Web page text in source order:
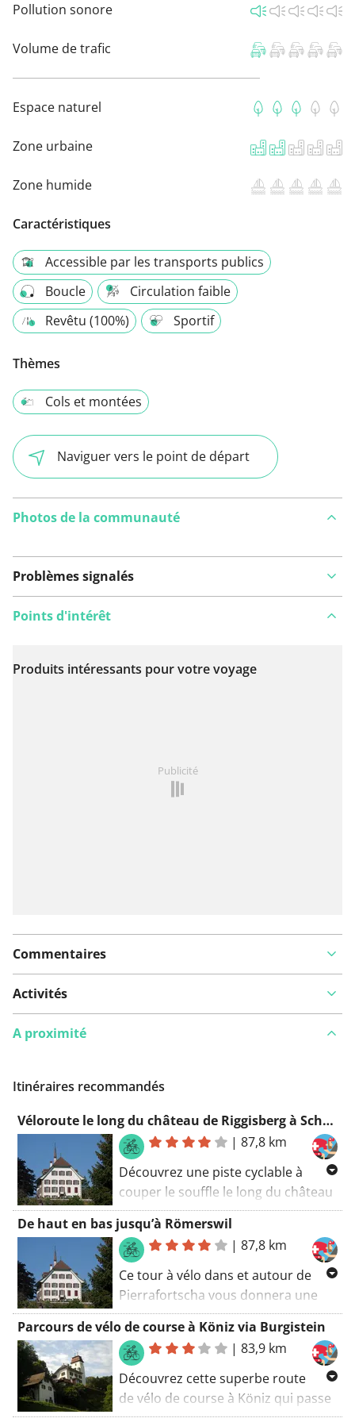
Pollution sonore
Volume de trafic
Espace naturel
Zone urbaine
Zone humide
Caractéristiques
Accessible par les transports publics
Boucle
Circulation faible
Revêtu (100%)
Sportif
Thèmes
Cols et montées
Naviguer vers le point de départ
Photos de la communauté
Problèmes signalés
Voir sur la carte
Points d'intérêt
Produits intéressants pour votre voyage
Publicité
Commentaires
Activités
A proximité
Itinéraires recommandés
Véloroute le long du château de Riggisberg à Schmitten FR.
|87,8 km
Découvrez une piste cyclable à
couper le souffle le long du château
de Riggisberg. Profitez du paysage
pittoresque entre Pierrafortscha et
Tafers sur votre chemin. Découvrez
la beauté des environs et vivez un
voyage inoubliable. En chemin,
visitez le château historique de
Riggisberg et découvrez son histoire
fascinante.
De haut en bas jusqu’à Römerswil
|87,8 km
Ce tour à vélo dans et autour de
Pierrafortscha vous donnera une
belle image de l’endroit et des
environs. Presque tout le parcours
est vallonné et légèrement vallonné
avec quelques pentes raides
fringantes. Avant de continuer,
assurez-vous de vous arrêter à
Parcours de vélo de course à Köniz via Burgistein
|83,9 km
Découvrez cette superbe route
de vélo de course à Köniz qui passe
par Burgistein, Ueberstorf et